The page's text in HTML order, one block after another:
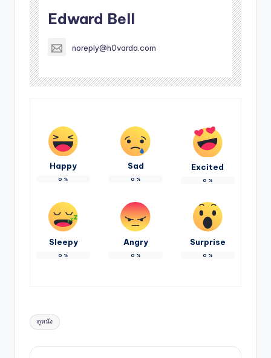
Edward Bell
noreply@h0varda.com
Happy
0 %
Sad
0 %
Excited
0 %
Sleepy
0 %
Angry
0 %
Surprise
0 %
Tags:
ดูหนัง